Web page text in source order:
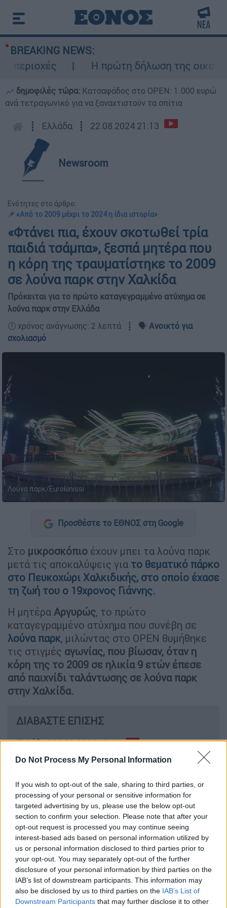
Do Not Process My Personal Information
If you wish to opt-out of the sale, sharing to third parties, or
processing of your personal or sensitive information for
targeted advertising by us, please use the below opt-out
section to confirm your selection. Please note that after your
opt-out request is processed you may continue seeing
interest-based ads based on personal information utilized by
us or personal information disclosed to third parties prior to
your opt-out. You may separately opt-out of the further
disclosure of your personal information by third parties on the
IAB’s list of downstream participants. This information may
also be disclosed by us to third parties on the IAB’s List of
Downstream Participants that may further disclose it to other
BREAKING NEWS:
Η πρώτη δήλωση της
δημοφιλές τώρα: Κατσαφάδος στο OPEN: 1.000 ευρώ
ανά τετραγωνικό για να ξαναχτιστούν τα σπίτια
┋ Ελλάδα ┋ 22.08.2024 21:13
Newsroom
Ενότητες στο άρθρο:
📌 «Από το 2009 μέχρι το 2024 η ίδια ιστορία»
«Φτάνει πια, έχουν σκοτωθεί τρία
παιδιά τσάμπα», ξεσπά μητέρα που
η κόρη της τραυματίστηκε το 2009
σε λούνα παρκ στην Χαλκίδα
Πρόκειται για το πρώτο καταγεγραμμένο ατύχημα σε
λούνα παρκ στην Ελλάδα
🕛 χρόνος ανάγνωσης: 2 λεπτά ┋ 🗣️ Ανοικτό για
σχολιασμό
Λούνα παρκ/Eurokinissi
Προσθέστε το ΕΘΝΟΣ στη Google
Στο μικροσκόπιο έχουν μπει τα λούνα παρκ
μετά τις αποκαλύψεις για το θεματικό πάρκο
στο Πευκοχώρι Χαλκιδικής, στο οποίο έχασε
τη ζωή του ο 19χρονος Γιάννης.
Η μητέρα Αργυρώς, το πρώτο
καταγεγραμμένο ατύχημα που συνέβη σε
λούνα παρκ, μιλώντας στο OPEN θυμήθηκε
τις στιγμές αγωνίας, που βίωσαν, όταν η
κόρη της το 2009 σε ηλικία 9 ετών έπεσε
από παιχνίδι ταλάντωσης σε λούνα παρκ
στην Χαλκίδα.
ΔΙΑΒΑΣΤΕ ΕΠΙΣΗΣ
Ελλάδα|22.08.2024 18:41
Χαλκιδική: Στο μοιραίο λούνα παρκ ο
είναι να πούνε ποιος σκότωσε το
παιδί»
video